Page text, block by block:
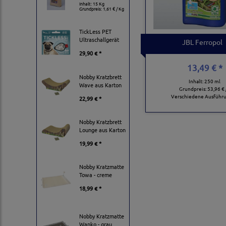
Inhalt: 15 Kg
Grundpreis:1,61 € / Kg
TickLess PET
Ultraschallgerät
29,90 € *
Nobby Kratzbrett
Wave aus Karton
22,99 € *
Nobby Kratzbrett
Lounge aus Karton
19,99 € *
Nobby Kratzmatte
Towa - creme
18,99 € *
Nobby Kratzmatte
Wanko - grau
JBL Ferropol
13,49 € *
Inhalt: 250 ml
Grundpreis:53,96 €
Verschiedene